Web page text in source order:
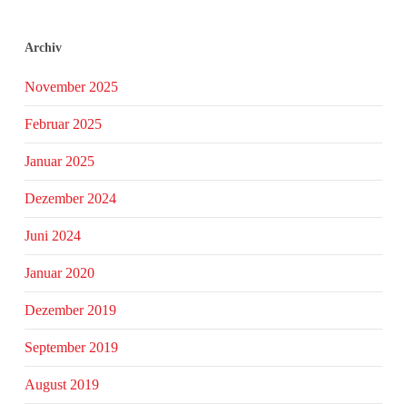
Archiv
November 2025
Februar 2025
Januar 2025
Dezember 2024
Juni 2024
Januar 2020
Dezember 2019
September 2019
August 2019